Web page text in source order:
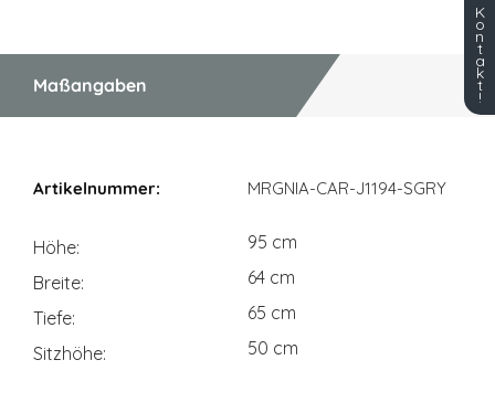
Maßangaben
MRGNIA-CAR-J1194-SGRY
Höhe
95 cm
Breite
64 cm
Tiefe
65 cm
Sitzhöhe
50 cm
K
o
n
t
a
k
t
!